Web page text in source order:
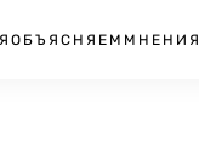
ОБЪЯСНЯЕМ МНЕНИЯ